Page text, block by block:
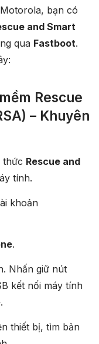
bạn có
and Smart
qua Fastboot.
Rescue
– Khuyên
thức Rescue and
tính.
khoản
.
Nhấn giữ nút
kết nối máy tính
.
thiết bị, tìm bản